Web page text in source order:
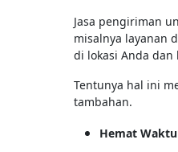
Jasa pengiriman
misalnya layanan
di lokasi Anda
Tentunya hal ini
tambahan.
Hemat Waktu